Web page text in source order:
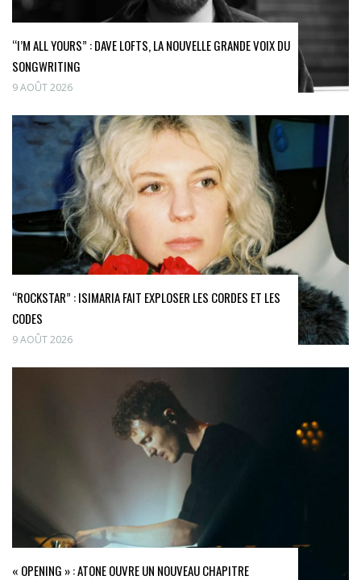
“I’M ALL YOURS” : DAVE LOFTS, LA NOUVELLE GRANDE VOIX DU
SONGWRITING
9 AOÛT 2026
“ROCKSTAR” : ISIMARIA FAIT EXPLOSER LES CORDES ET LES
CODES
9 AOÛT 2026
« OPENING » : ATONE OUVRE UN NOUVEAU CHAPITRE